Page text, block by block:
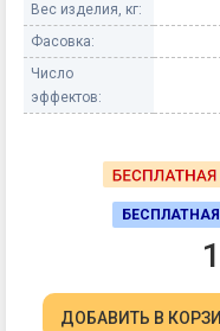
Вес изделия, кг:
Фасовка:
Число
эффектов:
ДОБАВИТЬ В